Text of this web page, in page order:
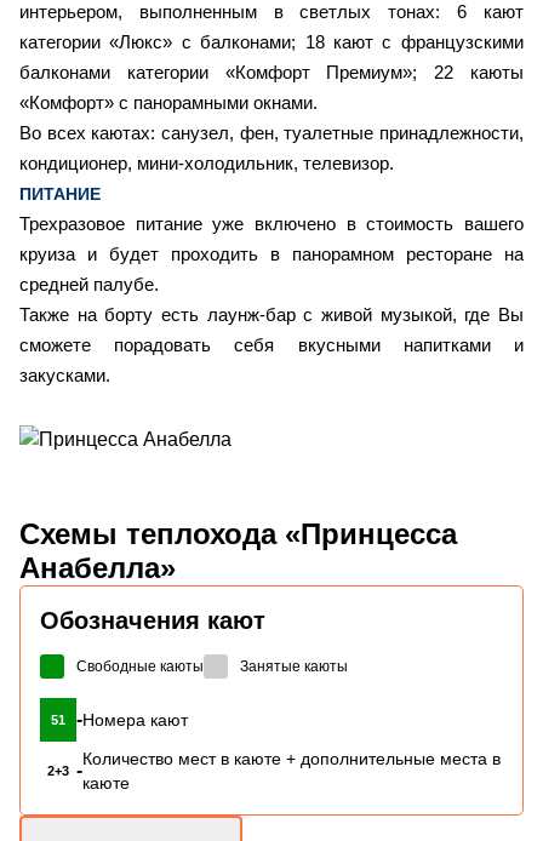
интерьером, выполненным в светлых тонах: 6 кают
категории «Люкс» с балконами; 18 кают с французскими
балконами категории «Комфорт Премиум»; 22 каюты
«Комфорт» с панорамными окнами.
Во всех каютах: санузел, фен, туалетные принадлежности,
кондиционер, мини-холодильник, телевизор.
ПИТАНИЕ
Трехразовое питание уже включено в стоимость вашего
круиза и будет проходить в панорамном ресторане на
средней палубе.
Также на борту есть лаунж-бар с живой музыкой, где Вы
сможете порадовать себя вкусными напитками и
закусками.
Схемы теплохода «Принцесса
Анабелла»
Обозначения кают
Свободные каюты Занятые каюты
51 -Номера кают
2+3 -
Количество мест в каюте + дополнительные места в
каюте